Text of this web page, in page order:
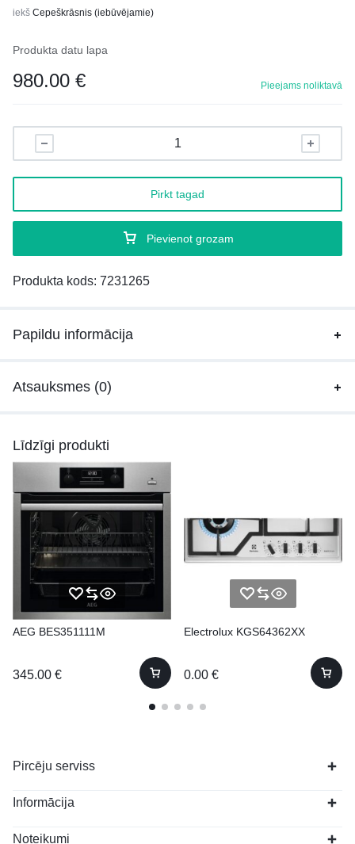
iekš Cepeškrāsnis (iebūvējamie)
Produkta datu lapa
980.00 € Pieejams noliktavā
Pievienot grozam
Pirkt tagad
Produkta kods: 7231265
Papildu informācija
Atsauksmes (0)
Līdzīgi produkti
AEG BES351111M
345.00 €
Electrolux KGS64362XX
0.00 €
Pircēju serviss
Informācija
Noteikumi